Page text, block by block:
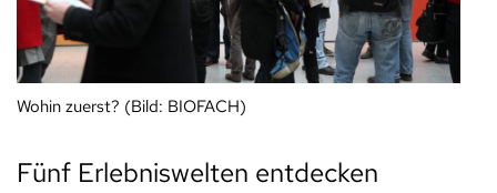
Wohin zuerst? (Bild: BIOFACH)
Fünf Erlebniswelten entdecken